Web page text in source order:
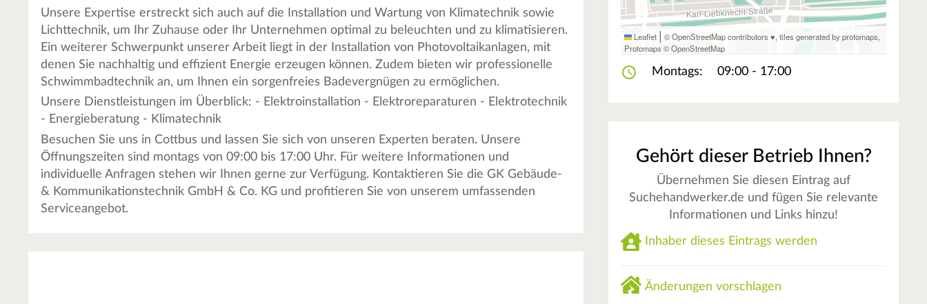
Unsere Expertise erstreckt sich auch auf die Installation und Wartung von Klimatechnik sowie
Lichttechnik, um Ihr Zuhause oder Ihr Unternehmen optimal zu beleuchten und zu klimatisieren.
Ein weiterer Schwerpunkt unserer Arbeit liegt in der Installation von Photovoltaikanlagen, mit
denen Sie nachhaltig und effizient Energie erzeugen können. Zudem bieten wir professionelle
Schwimmbadtechnik an, um Ihnen ein sorgenfreies Badevergnügen zu ermöglichen.
Unsere Dienstleistungen im Überblick: - Elektroinstallation - Elektroreparaturen - Elektrotechnik
- Energieberatung - Klimatechnik
Besuchen Sie uns in Cottbus und lassen Sie sich von unseren Experten beraten. Unsere
Öffnungszeiten sind montags von 09:00 bis 17:00 Uhr. Für weitere Informationen und
individuelle Anfragen stehen wir Ihnen gerne zur Verfügung. Kontaktieren Sie die GK Gebäude-
& Kommunikationstechnik GmbH & Co. KG und profitieren Sie von unserem umfassenden
Serviceangebot.
Leaflet | © OpenStreetMap contributors ♥,tiles generated by protomaps,
Protomaps ©OpenStreetMap
Montags: 09:00 - 17:00
Gehört dieser Betrieb Ihnen?
Übernehmen Sie diesen Eintrag auf
Suchehandwerker.de und fügen Sie relevante
Informationen und Links hinzu!
Inhaber dieses Eintrags werden
Änderungen vorschlagen